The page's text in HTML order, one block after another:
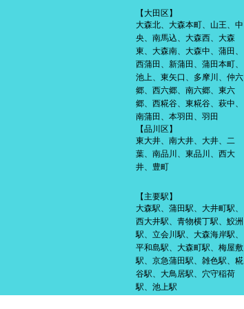
【大田区】
大森北、大森本町、山王、中
央、南馬込、大森西、大森
東、大森南、大森中、蒲田、
西蒲田、新蒲田、蒲田本町、
池上、東矢口、多摩川、仲六
郷、西六郷、南六郷、東六
郷、西糀谷、東糀谷、萩中、
南蒲田、本羽田、羽田
【品川区】
東大井、南大井、大井、二
葉、南品川、東品川、西大
井、豊町
【主要駅】
大森駅、蒲田駅、大井町駅、
西大井駅、青物横丁駅、鮫洲
駅、立会川駅、大森海岸駅、
平和島駅、大森町駅、梅屋敷
駅、京急蒲田駅、雑色駅、糀
谷駅、大鳥居駅、穴守稲荷
駅、池上駅